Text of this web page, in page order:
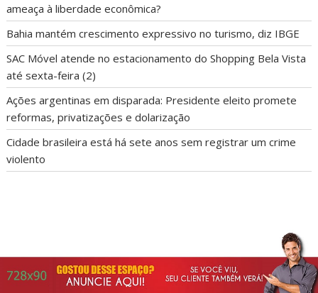
ameaça à liberdade econômica?
Bahia mantém crescimento expressivo no turismo, diz IBGE
SAC Móvel atende no estacionamento do Shopping Bela Vista
até sexta-feira (2)
Ações argentinas em disparada: Presidente eleito promete
reformas, privatizações e dolarização
Cidade brasileira está há sete anos sem registrar um crime
violento